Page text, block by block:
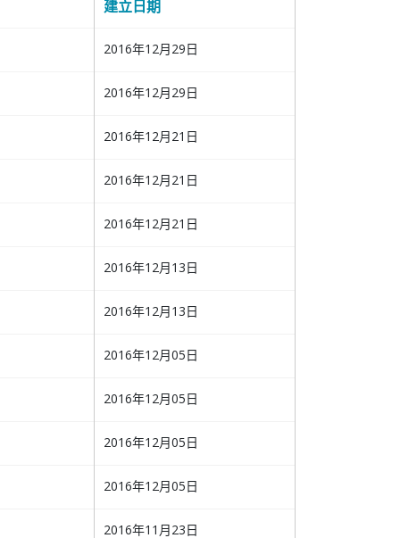
建立日期
2016年12月29日
2016年12月29日
2016年12月21日
2016年12月21日
2016年12月21日
2016年12月13日
2016年12月13日
2016年12月05日
2016年12月05日
2016年12月05日
2016年12月05日
2016年11月23日